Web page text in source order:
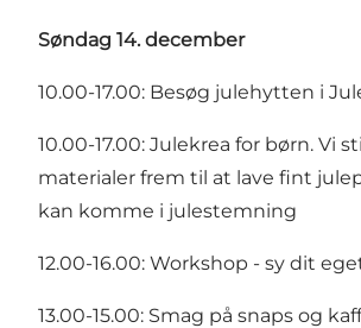
Søndag 14. december
10.00-17.00: Besøg julehytten i
10.00-17.00: Julekrea for børn. Vi
materialer frem til at lave fint
kan komme i julestemning
12.00-16.00: Workshop - sy dit
13.00-15.00: Smag på snaps og